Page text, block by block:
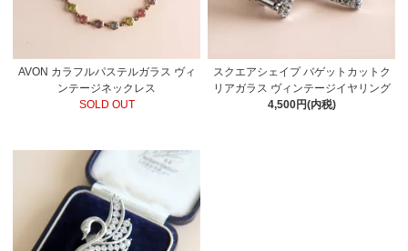
AVON カラフルパステルガラス ヴィ
ンテージネックレス
SOLD OUT
スクエアシェイプ バゲットカットク
リアガラス ヴィンテージイヤリング
4,500円(内税)